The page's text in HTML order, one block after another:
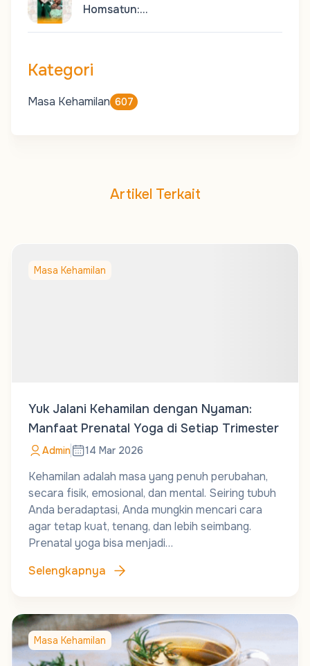
Homsatun:…
Kategori
Masa Kehamilan 607
Artikel Terkait
Masa Kehamilan
Yuk Jalani Kehamilan dengan Nyaman:
Manfaat Prenatal Yoga di Setiap Trimester
Admin 14 Mar 2026
Kehamilan adalah masa yang penuh perubahan,
secara fisik, emosional, dan mental. Seiring tubuh
Anda beradaptasi, Anda mungkin mencari cara
agar tetap kuat, tenang, dan lebih seimbang.
Prenatal yoga bisa menjadi…
Selengkapnya
Masa Kehamilan